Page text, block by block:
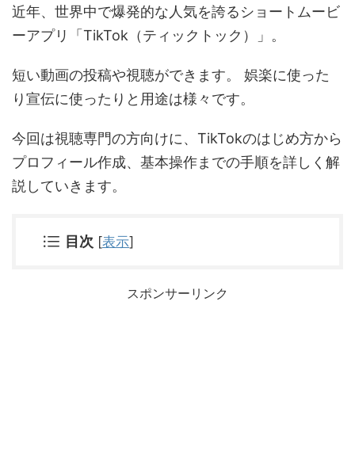
近年、世界中で爆発的な人気を誇るショートムービ
ーアプリ「TikTok（ティックトック）」。
短い動画の投稿や視聴ができます。 娯楽に使った
り宣伝に使ったりと用途は様々です。
今回は視聴専門の方向けに、TikTokのはじめ方から
プロフィール作成、基本操作までの手順を詳しく解
説していきます。
目次 [表示]
スポンサーリンク